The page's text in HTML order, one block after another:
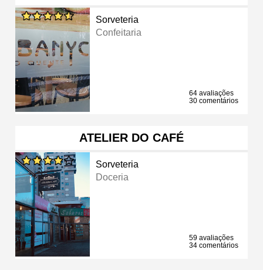
Sorveteria
Confeitaria
64 avaliações
30 comentários
ATELIER DO CAFÉ
Sorveteria
Doceria
59 avaliações
34 comentários